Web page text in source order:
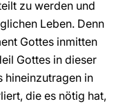
zu werden und
Leben. Denn
Gottes inmitten
Gottes in dieser
hineinzutragen in
die es nötig hat,